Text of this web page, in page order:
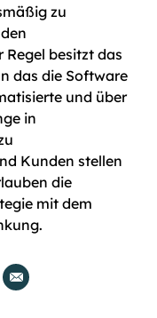
zu
besitzt das
das die Software
und über
in
Kunden stellen
die
mit dem